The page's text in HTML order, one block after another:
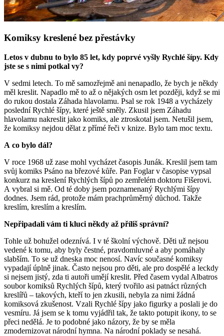
Komiksy kreslené bez přestávky
Letos v dubnu to bylo 85 let, kdy poprvé vyšly Rychlé šípy. Kdy
jste se s nimi potkal vy?
V sedmi letech. To mě samozřejmě ani nenapadlo, že bych je někdy
měl kreslit. Napadlo mě to až o nějakých osm let později, když se mi
do rukou dostala Záhada hlavolamu. Psal se rok 1948 a vycházely
poslední Rychlé šípy, které ještě směly. Zkusil jsem Záhadu
hlavolamu nakreslit jako komiks, ale ztroskotal jsem. Netušil jsem,
že komiksy nejdou dělat z přímé řeči v knize. Bylo tam moc textu.
A co bylo dál?
V roce 1968 už zase mohl vycházet časopis Junák. Kreslil jsem tam
svůj komiks Psáno na březové kůře. Pan Foglar v časopise vypsal
konkurz na kreslení Rychlých šípů po zemřelém doktoru Fišerovi.
A vybral si mě. Od té doby jsem poznamenaný Rychlými šípy
dodnes. Jsem rád, protože mám prachprůměrný důchod. Takže
kreslím, kreslím a kreslím.
Nepřipadali vám ti kluci někdy až příliš správní?
Tohle už bohužel odeznívá. I v té školní výchově. Děti už nejsou
vedené k tomu, aby byly čestné, pravdomluvné a aby pomáhaly
slabším. To se už dneska moc nenosí. Navíc současné komiksy
vypadají úplně jinak. Často nejsou pro děti, ale pro dospělé a leckdy
si nejsem jistý, zda ti autoři umějí kreslit. Před časem vydal Albatros
soubor komiksů Rychlých šípů, který tvořilo asi patnáct různých
kreslířů ‒ takových, kteří to jen zkusili, nebyla za nimi žádná
komiksová zkušenost. Vzali Rychlé šípy jako figurky a poslali je do
vesmíru. Já jsem se k tomu vyjádřil tak, že takto potupit ikony, to se
přeci nedělá. Je to podobné jako názory, že by se měla
zmodernizovat národní hymna. Na národní poklady se nesahá.